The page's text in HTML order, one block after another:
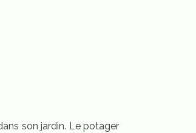
son jardin. Le potager